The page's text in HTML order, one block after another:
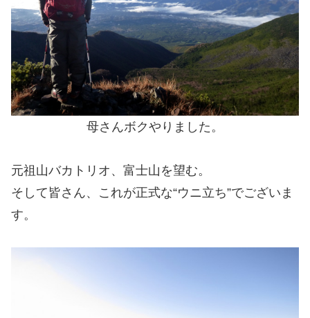
母さんボクやりました。
元祖山バカトリオ、富士山を望む。
そして皆さん、これが正式な“ウニ立ち”でございま
す。